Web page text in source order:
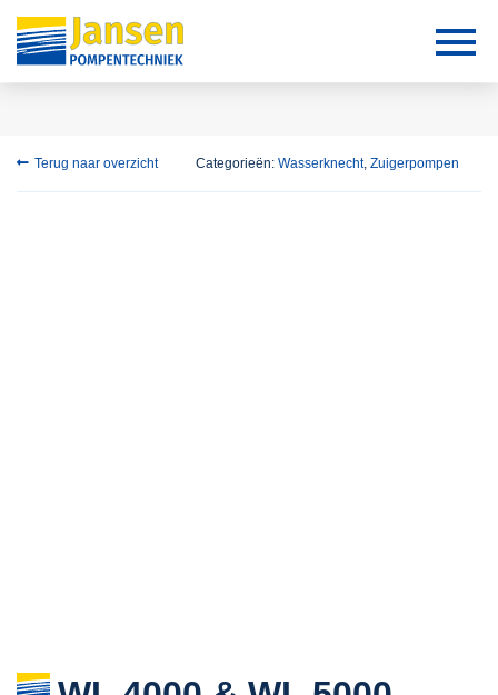
Terug naar overzicht Categorieën: Wasserknecht, Zuigerpompen